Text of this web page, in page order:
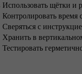
Использовать щётки и
Контролировать
Сверяться с
Хранить в
Тестировать